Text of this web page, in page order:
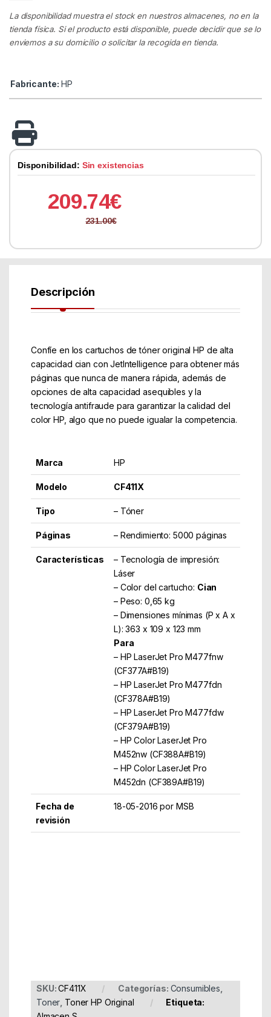
La disponibilidad muestra el stock en nuestros almacenes, no en la
tienda física. Si el producto está disponible, puede decidir que se lo
enviemos a su domicilio o solicitar la recogida en tienda.
Fabricante: HP
Disponibilidad: Sin existencias
209.74€
231.00€
Descripción
Confíe en los cartuchos de tóner original HP de alta
capacidad cian con JetIntelligence para obtener más
páginas que nunca de manera rápida, además de
opciones de alta capacidad asequibles y la
tecnología antifraude para garantizar la calidad del
color HP, algo que no puede igualar la competencia.
Marca HP
Modelo CF411X
Tipo – Tóner
Páginas – Rendimiento: 5000 páginas
Características
– Tecnología de impresión:
Láser
– Color del cartucho: Cian
– Peso: 0,65 kg
– Dimensiones mínimas (P x A x
L): 363 x 109 x 123 mm
Para
– HP LaserJet Pro M477fnw
(CF377A#B19)
– HP LaserJet Pro M477fdn
(CF378A#B19)
– HP LaserJet Pro M477fdw
(CF379A#B19)
– HP Color LaserJet Pro
M452nw (CF388A#B19)
– HP Color LaserJet Pro
M452dn (CF389A#B19)
Fecha de
revisión
18-05-2016 por MSB
SKU:CF411X Categorías: Consumibles
Toner Toner HP Original
Etiqueta: